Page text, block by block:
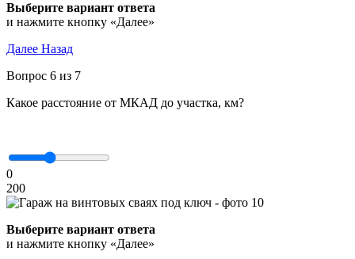
Выберите вариант ответа
и нажмите кнопку «Далее»
Далее Назад
Вопрос 6 из 7
Какое расстояние от МКАД до участка, км?
0
200
Выберите вариант ответа
и нажмите кнопку «Далее»